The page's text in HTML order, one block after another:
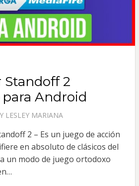
Standoff 2
para Android
LESLEY MARIANA
2 – Es un juego de acción
en absoluto de clásicos del
un modo de juego ortodoxo